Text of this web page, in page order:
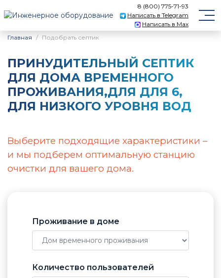
8 (800) 775-71-93
Написать в Telegram
Написать в Max
Главная
Подобрать септик
ПРИНУДИТЕЛЬНЫЙ CЕПТИК
ДЛЯ ДОМА ВРЕМЕННОГО
ПРОЖИВАНИЯ,ДЛЯ ДЛЯ 6,
ДЛЯ НИЗКОГО УРОВНЯ ВОД
Выберите подходящие характеристики –
и мы подберем оптимальную станцию
очистки для вашего дома.
Проживание в доме
Количество пользователей